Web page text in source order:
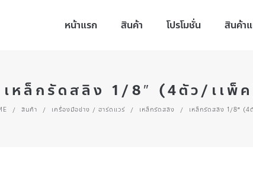
หน้าแรก สินค้า โปรโมชั่น สินค้า
เหล็กรัดสลิง 1/8″ (4ตัว/เเพ็
/ สินค้า / เครื่องมือช่าง / ฮาร์ดแวร์ / เหล็กรัดสลิง / เหล็กรัดสลิง 1/8″ (4